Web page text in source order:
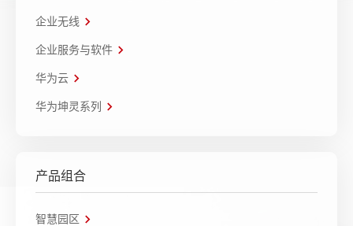
企业无线
企业服务与软件
华为云
华为坤灵系列
产品组合
智慧园区